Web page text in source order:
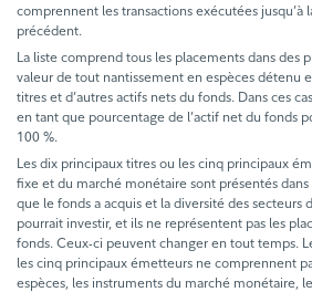
comprennent les transactions exécutées jusqu’à
précédent.
La liste comprend tous les placements dans des
valeur de tout nantissement en espèces détenu
titres et d’autres actifs nets du fonds. Dans ces
en tant que pourcentage de l’actif net du fonds
100 %.
Les dix principaux titres ou les cinq principaux
fixe et du marché monétaire sont présentés
que le fonds a acquis et la diversité des secteurs
pourrait investir, et ils ne représentent pas les
fonds. Ceux-ci peuvent changer en tout temps.
les cinq principaux émetteurs ne comprennent
espèces, les instruments du marché monétaire,